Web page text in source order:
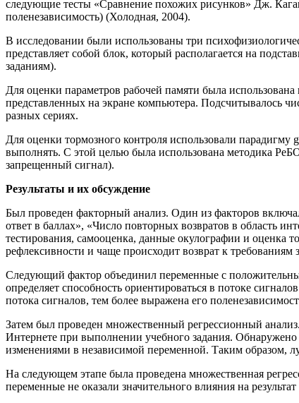
следующие тесты «Сравнение похожих рисунков» Дж.
поленезависимость) (Холодная, 2004).
В исследовании были использованы три
представляет собой блок, который располагается на
заданиям).
Для оценки параметров рабочей памяти была
представленных на экране компьютера. Подсчитывалось
разных сериях.
Для оценки тормозного контроля использовали
выполнять. С этой целью была использована методика
запрещенный сигнал).
Результаты и их обсуждение
Был проведен факторный анализ. Один из факторов
ответ в баллах», «Число повторных возвратов в область
тестирования, самооценка, данные окулографии и оценка
рефлексивности и чаще происходит возврат к требованиям
Следующий фактор объединил переменные с
определяет способность ориентироваться в потоке
потока сигналов, тем более выражена его
Затем был проведен множественный регрессионный
Интернете при выполнении учебного задания.
изменениями в независимой переменной. Таким образом,
На следующем этапе была проведена множественная
переменные не оказали значительного влияния на